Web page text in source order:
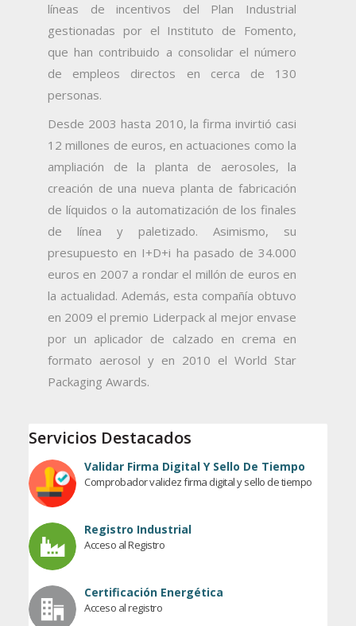
líneas de incentivos del Plan Industrial
gestionadas por el Instituto de Fomento,
que han contribuido a consolidar el número
de empleos directos en cerca de 130
personas.
Desde 2003 hasta 2010, la firma invirtió casi
12 millones de euros, en actuaciones como la
ampliación de la planta de aerosoles, la
creación de una nueva planta de fabricación
de líquidos o la automatización de los finales
de línea y paletizado. Asimismo, su
presupuesto en I+D+i ha pasado de 34.000
euros en 2007 a rondar el millón de euros en
la actualidad. Además, esta compañía obtuvo
en 2009 el premio Liderpack al mejor envase
por un aplicador de calzado en crema en
formato aerosol y en 2010 el World Star
Packaging Awards.
Servicios Destacados
Validar Firma Digital Y Sello De Tiempo
Comprobador validez firma digital y sello de tiempo
Registro Industrial
Acceso al Registro
Certificación Energética
Acceso al registro